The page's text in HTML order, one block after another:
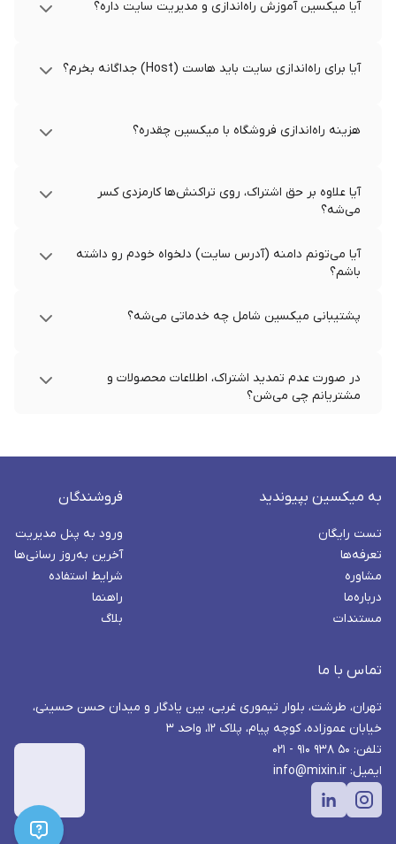
آیا میکسین آموزش راه‌اندازی و مدیریت سایت داره؟
آیا برای راه‌اندازی سایت باید هاست (Host) جداگانه بخرم؟
هزینه راه‌اندازی فروشگاه با میکسین چقدره؟
آیا علاوه بر حق اشتراک، روی تراکنش‌ها کارمزدی کسر
می‌شه؟
آیا می‌تونم دامنه (آدرس سایت) دلخواه خودم رو داشته
باشم؟
پشتیبانی میکسین شامل چه خدماتی می‌شه؟
در صورت عدم تمدید اشتراک، اطلاعات محصولات و
مشتریانم چی می‌شن؟
به میکسین بپیوندید
تست رایگان
تعرفه‌ها
مشاوره
درباره‌ما
مستندات
فروشندگان
ورود به پنل مدیریت
آخرین به‌روز رسانی‌ها
شرایط استفاده
راهنما
بلاگ
تماس با ما
تهران، طرشت، بلوار تیموری غربی، بین یادگار و میدان حسن حسینی،
خیابان عموزاده، کوچه پیام، پلاک ۱۲، واحد ۳
تلفن: ۵۰ ۹۳۸ ۹۱۰ - ۰۲۱
ایمیل: info@mixin.ir